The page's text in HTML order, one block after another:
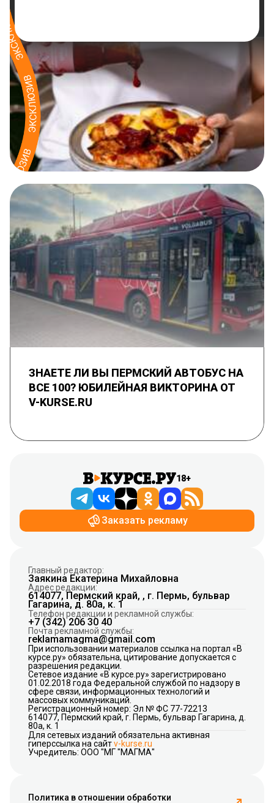
ЗНАЕТЕ ЛИ ВЫ ПЕРМСКИЙ АВТОБУС НА
ВСЕ 100? ЮБИЛЕЙНАЯ ВИКТОРИНА ОТ
V-KURSE.RU
18+
Заказать рекламу
Главный редактор:
Заякина Екатерина Михайловна
Адрес редакции:
614077, Пермский край, , г. Пермь, бульвар
Гагарина, д. 80а, к. 1
Телефон редакции и рекламной службы:
+7 (342) 206 30 40
Почта рекламной службы:
reklamamagma@gmail.com
При использовании материалов ссылка на портал «В
курсе.ру» обязательна, цитирование допускается с
разрешения редакции.
Сетевое издание «В курсе.ру» зарегистрировано
01.02.2018 года Федеральной службой по надзору в
сфере связи, информационных технологий и
массовых коммуникаций.
Регистрационный номер: Эл № ФС 77-72213
614077, Пермский край, г. Пермь, бульвар Гагарина, д.
80а, к. 1
Для сетевых изданий обязательна активная
гиперссылка на сайтv-kurse.ru
Учредитель: ООО "МГ "МАГМА"
Политика в отношении обработки